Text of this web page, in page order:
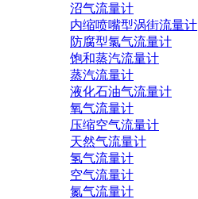
沼气流量计
内缩喷嘴型涡街流量计
防腐型氯气流量计
饱和蒸汽流量计
蒸汽流量计
液化石油气流量计
氧气流量计
压缩空气流量计
天然气流量计
氢气流量计
空气流量计
氮气流量计